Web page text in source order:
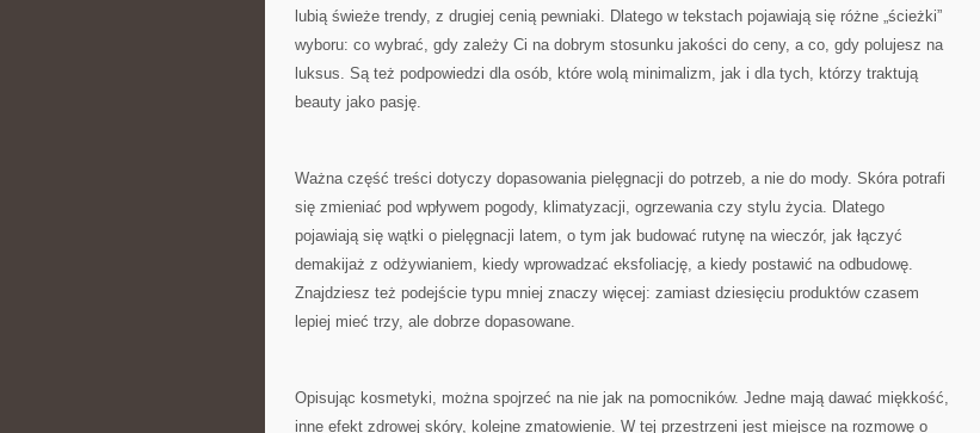
lubią świeże trendy, z drugiej cenią pewniaki. Dlatego w tekstach pojawiają się różne „ścieżki”
wyboru: co wybrać, gdy zależy Ci na dobrym stosunku jakości do ceny, a co, gdy polujesz na
luksus. Są też podpowiedzi dla osób, które wolą minimalizm, jak i dla tych, którzy traktują
beauty jako pasję.
Ważna część treści dotyczy dopasowania pielęgnacji do potrzeb, a nie do mody. Skóra potrafi
się zmieniać pod wpływem pogody, klimatyzacji, ogrzewania czy stylu życia. Dlatego
pojawiają się wątki o pielęgnacji latem, o tym jak budować rutynę na wieczór, jak łączyć
demakijaż z odżywianiem, kiedy wprowadzać eksfoliację, a kiedy postawić na odbudowę.
Znajdziesz też podejście typu mniej znaczy więcej: zamiast dziesięciu produktów czasem
lepiej mieć trzy, ale dobrze dopasowane.
Opisując kosmetyki, można spojrzeć na nie jak na pomocników. Jedne mają dawać miękkość,
inne efekt zdrowej skóry, kolejne zmatowienie. W tej przestrzeni jest miejsce na rozmowę o